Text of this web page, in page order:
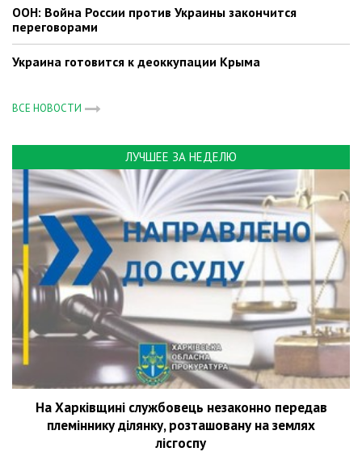
ООН: Война России против Украины закончится
переговорами
Украина готовится к деоккупации Крыма
ВСЕ НОВОСТИ
ЛУЧШЕЕ ЗА НЕДЕЛЮ
На Харківщині службовець незаконно передав
племіннику ділянку, розташовану на землях
лісгоспу